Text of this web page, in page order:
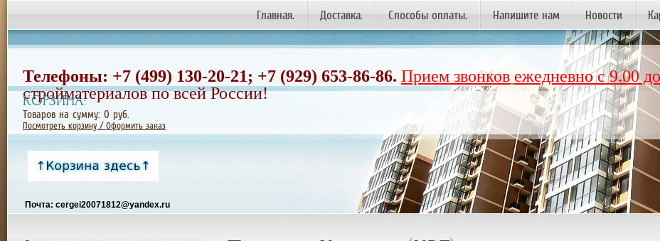
Телефоны: +7 (499) 130-20-21; +7 (929) 653-86-86. Прием звонков ежедневно с 9.00
стройматериалов по всей России!
Почта: cergei20071812@yandex.ru
КОРЗИНА:
Товаров на сумму: 0 руб.
Посмотреть корзину / Оформить заказ
Главная. Доставка. Способы оплаты. Напишите нам Новости